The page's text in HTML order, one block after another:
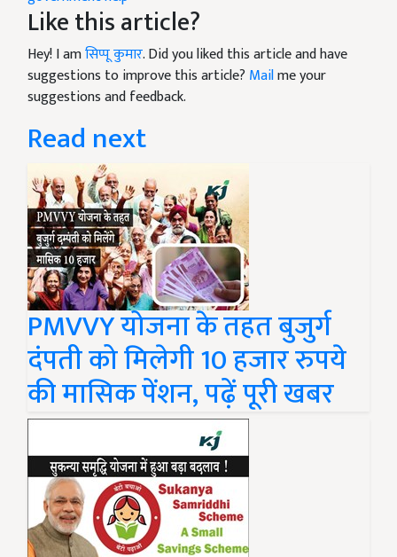
Like this article?
Hey! I amसिप्पू कुमार. Did you liked this article and have
suggestions to improve this article? Mailme your
suggestions and feedback.
Read next
PMVVY योजना के तहत बुजुर्ग
दंपती को मिलेगी 10 हजार रुपये
की मासिक पेंशन, पढ़ें पूरी खबर